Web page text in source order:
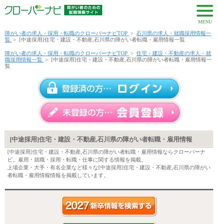
MENU
障がい者の求人・採用・転職のクローバーナビTOP > 石川県の求人・就職採用情報一
覧 > [中途採用]住宅・建設・不動産,石川県の障がい者転職・雇用情報一覧
障がい者の求人・採用・転職のクローバーナビTOP > 住宅・建設・不動産の求人・就
職採用情報一覧 > [中途採用]住宅・建設・不動産,石川県の障がい者転職・雇用情報一
覧
[中途採用]住宅・建設・不動産,石川県の障がい者転職・雇用情報
[中途採用]住宅・建設・不動産,石川県の障がい者転職・雇用情報ならクローバーナ
ビ。雇用・就職・採用・転職・仕事に関する情報を掲載。
上場企業・大手・有名企業など様々な[中途採用]住宅・建設・不動産,石川県の障がい
者転職・雇用情報情報を掲載しています。